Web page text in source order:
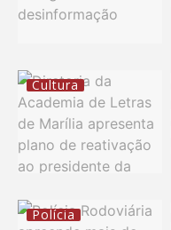
Cultura
Polícia